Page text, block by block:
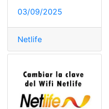
Contactos,Ecuador
03/09/2025
Netlife